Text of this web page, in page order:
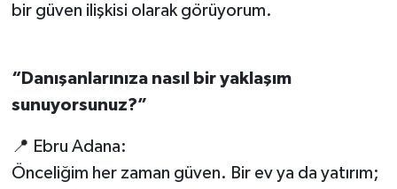
bir güven ilişkisi olarak görüyorum.
“Danışanlarınıza nasıl bir yaklaşım
sunuyorsunuz?”
📍 Ebru Adana:
Önceliğim her zaman güven. Bir ev ya da yatırım;